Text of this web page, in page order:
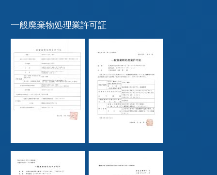
一般廃棄物処理業許可証